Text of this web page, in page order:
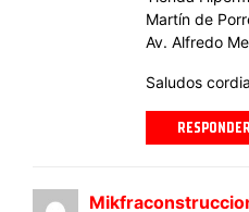
Martín de
Av. Alfredo
Saludos
RESPONDER